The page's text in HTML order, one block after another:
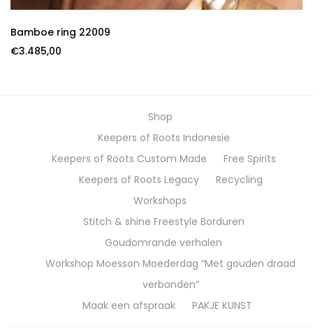
Bamboe ring 22009
€3.485,00
Shop
Keepers of Roots Indonesie
Keepers of Roots Custom Made
Free Spirits
Keepers of Roots Legacy
Recycling
Workshops
Stitch & shine Freestyle Borduren
Goudomrande verhalen
Workshop Moesson Moederdag “Met gouden draad
verbonden”
Maak een afspraak
PAKJE KUNST